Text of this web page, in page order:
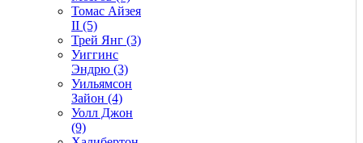
Томас Айзея
II (5)
Трей Янг (3)
Уиггинс
Эндрю (3)
Уильямсон
Зайон (4)
Уолл Джон
(9)